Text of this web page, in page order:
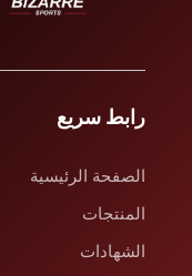
رابط سريع
الصفحة الرئيسية
المنتجات
الشهادات